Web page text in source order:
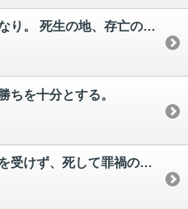
兵とは国の大事なり。 死生の地、存亡の道、察せざるべからざるなり。
ちを十分とする。
生きて虜囚の辱を受けず、死して罪禍の汚名を残すこと勿れ。